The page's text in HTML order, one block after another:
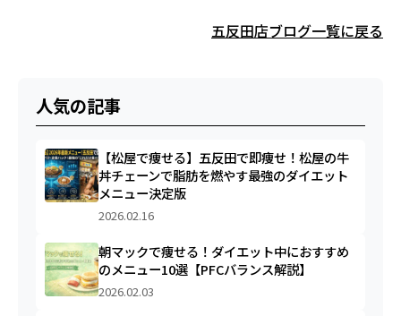
五反田店ブログ一覧に戻る
人気の記事
【松屋で痩せる】五反田で即痩せ！松屋の牛
丼チェーンで脂肪を燃やす最強のダイエット
メニュー決定版
2026.02.16
朝マックで痩せる！ダイエット中におすすめ
のメニュー10選【PFCバランス解説】
2026.02.03